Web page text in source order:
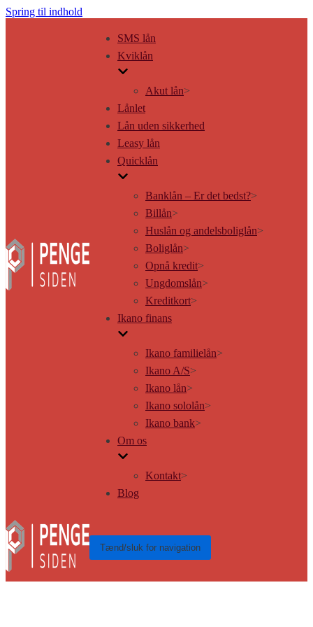
Spring til indhold
SMS lån
Kviklån
Akut lån>
Lånlet
Lån uden sikkerhed
Leasy lån
Quicklån
Banklån – Er det bedst?>
Billån>
Huslån og andelsboliglån>
Boliglån>
Opnå kredit>
Ungdomslån>
Kreditkort>
Ikano finans
Ikano familielån>
Ikano A/S>
Ikano lån>
Ikano sololån>
Ikano bank>
Om os
Kontakt>
Blog
Tænd/sluk for navigation